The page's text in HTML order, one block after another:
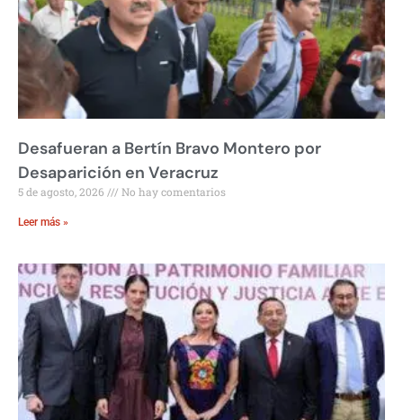
Desafueran a Bertín Bravo Montero por
Desaparición en Veracruz
5 de agosto, 2026 No hay comentarios
Leer más »